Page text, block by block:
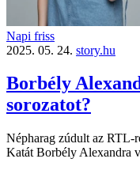
Napi friss
2025. 05. 24. story.hu
Borbély
sorozatot?
Népharag zúdult az RTL-
Katát Borbély Alexandra